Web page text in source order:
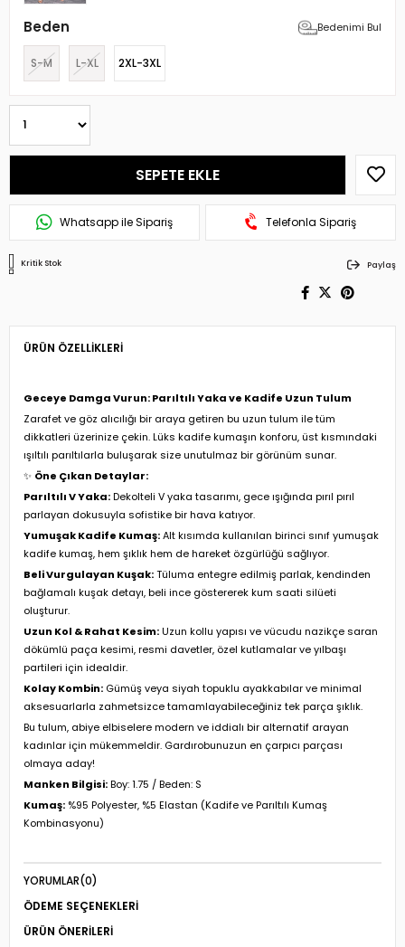
Beden Bedenimi Bul
S-M L-XL 2XL-3XL
Whatsapp ile Sipariş Telefonla Sipariş
Kritik Stok Paylaş
ÜRÜN ÖZELLIKLERI
Geceye Damga Vurun: Parıltılı Yaka ve Kadife Uzun Tulum
Zarafet ve göz alıcılığı bir araya getiren bu uzun tulum ile tüm
dikkatleri üzerinize çekin. Lüks kadife kumaşın konforu, üst kısmındaki
ışıltılı parıltılarla buluşarak size unutulmaz bir görünüm sunar.
✨ Öne Çıkan Detaylar:
Parıltılı V Yaka:Dekolteli V yaka tasarımı, gece ışığında pırıl pırıl
parlayan dokusuyla sofistike bir hava katıyor.
Yumuşak Kadife Kumaş:Alt kısımda kullanılan birinci sınıf yumuşak
kadife kumaş, hem şıklık hem de hareket özgürlüğü sağlıyor.
Beli Vurgulayan Kuşak:Tüluma entegre edilmiş parlak, kendinden
bağlamalı kuşak detayı, beli ince göstererek kum saati silüeti
oluşturur.
Uzun Kol & Rahat Kesim:Uzun kollu yapısı ve vücudu nazikçe saran
dökümlü paça kesimi, resmi davetler, özel kutlamalar ve yılbaşı
partileri için idealdir.
Kolay Kombin: Gümüş veya siyah topuklu ayakkabılar ve minimal
aksesuarlarla zahmetsizce tamamlayabileceğiniz tek parça şıklık.
Bu tulum, abiye elbiselere modern ve iddialı bir alternatif arayan
kadınlar için mükemmeldir. Gardırobunuzun en çarpıcı parçası
olmaya aday!
Manken Bilgisi:Boy: 1.75 / Beden: S
Kumaş: %95 Polyester, %5 Elastan (Kadife ve Parıltılı Kumaş
Kombinasyonu)
YORUMLAR(0)
ÖDEME SEÇENEKLERI
ÜRÜN ÖNERILERI